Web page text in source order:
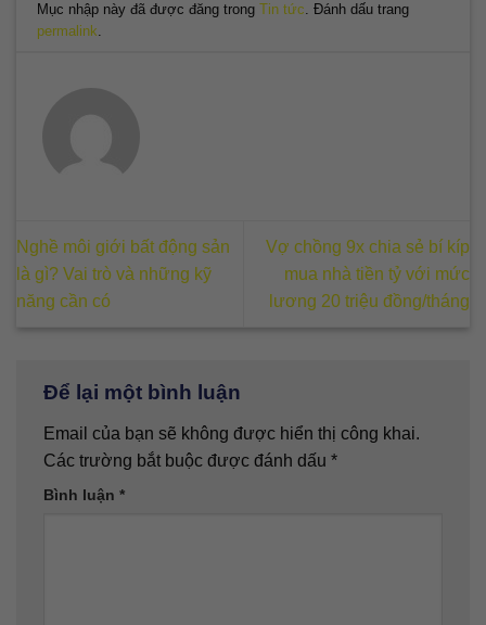
Mục nhập này đã được đăng trongTin tức. Đánh dấu trang
permalink.
Nghề môi giới bất động sản
là gì? Vai trò và những kỹ
năng cần có
Vợ chồng 9x chia sẻ bí kíp
mua nhà tiền tỷ với mức
lương 20 triệu đồng/tháng
Để lại một bình luận
Email của bạn sẽ không được hiển thị công khai.
Các trường bắt buộc được đánh dấu *
Bình luận *